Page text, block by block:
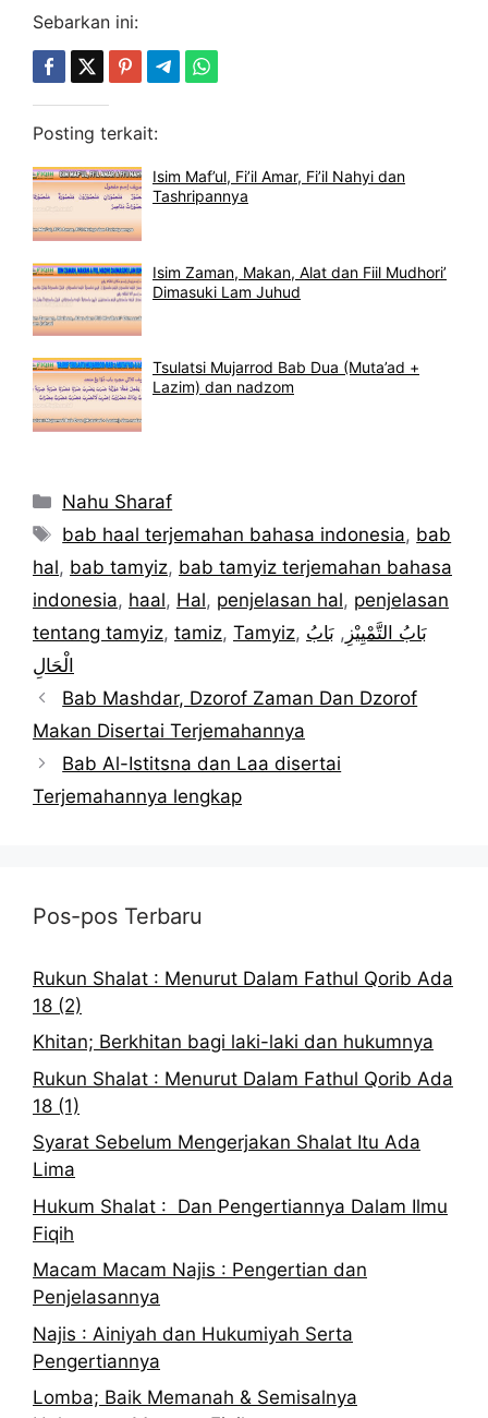
Sebarkan ini:
Posting terkait:
Isim Maf’ul, Fi’il Amar, Fi’il Nahyi dan
Tashripannya
Isim Zaman, Makan, Alat dan Fiil Mudhori’
Dimasuki Lam Juhud
Tsulatsi Mujarrod Bab Dua (Muta’ad +
Lazim) dan nadzom
Kategori
Nahu Sharaf
Tag
bab haal terjemahan bahasa indonesia, bab
hal, bab tamyiz, bab tamyiz terjemahan bahasa
indonesia, haal, Hal, penjelasan hal, penjelasan
tentang tamyiz, tamiz, Tamyiz, بَابُ التَّمْيِيْزِ , بَابُ
الْحَالِ
Bab Mashdar, Dzorof Zaman Dan Dzorof
Makan Disertai Terjemahannya
Bab Al-Istitsna dan Laa disertai
Terjemahannya lengkap
Pos-pos Terbaru
Rukun Shalat : Menurut Dalam Fathul Qorib Ada
18 (2)
Khitan; Berkhitan bagi laki-laki dan hukumnya
Rukun Shalat : Menurut Dalam Fathul Qorib Ada
18 (1)
Syarat Sebelum Mengerjakan Shalat Itu Ada
Lima
Hukum Shalat : Dan Pengertiannya Dalam Ilmu
Fiqih
Macam Macam Najis : Pengertian dan
Penjelasannya
Najis : Ainiyah dan Hukumiyah Serta
Pengertiannya
Lomba; Baik Memanah & Semisalnya